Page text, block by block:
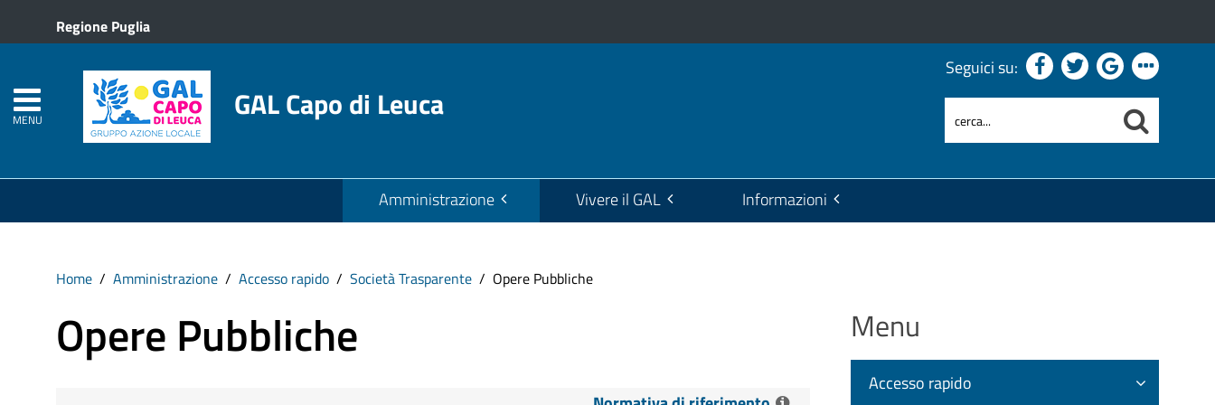
Regione Puglia
MENU GAL Capo di Leuca
Seguici su:
Amministrazione Vivere il GAL Informazioni
Home Amministrazione Accesso rapido Società Trasparente Opere Pubbliche
Opere Pubbliche Menu
Accesso rapido